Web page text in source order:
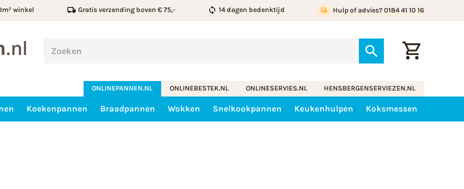
winkel Gratis verzending boven € 75,- 14 dagen bedenktijd Hulp of advies? 0184 41 10 16
ONLINEPANNEN.NL ONLINEBESTEK.NL ONLINESERVIES.NL HENSBERGENSERVIEZEN.NL
Koekenpannen Braadpannen Wokken Snelkookpannen Keukenhulpen Koksmessen